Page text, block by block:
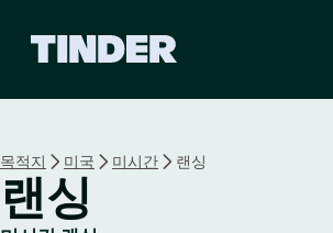
r
목적지 미국 미시간 랜싱
랜싱